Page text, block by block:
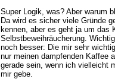
Super Logik, was? Aber warum
Da wird es sicher viele Gründe
kennen, aber es geht ja um das
Selbstbeweihräucherung.
noch besser: Die mir sehr
nur meinen dampfenden Kaffee
gerade sein, wenn ich vielleicht
mir gebe.